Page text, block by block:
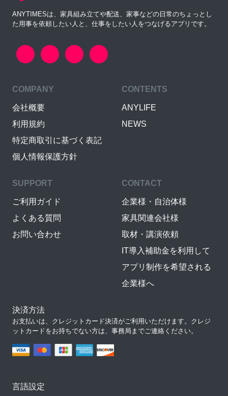
ANYTIMESは、家具組み立てや配送、家事などの日常のちょっとし
た用事を依頼したい人と、仕事をしたい人をつなげるアプリです。
COMPANY
会社概要
利用規約
特定商取引に基づく表記
個人情報保護方針
CONTENTS
ANYLIFE
NEWS
SUPPORT
ご利用ガイド
よくある質問
お問い合わせ
CONTACT
企業様・自治体様
家具関連会社様
取材・講演依頼
IT導入補助金を利用して
アプリ制作を希望される
企業様へ
決済方法
お支払いは、クレジットカード決済がご利用いただけます。クレジ
ットカードをお持ちでない方は、事務局までご連絡ください。
言語設定